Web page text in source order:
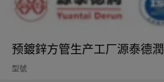
预鍍鋅方管生产工厂源泰德潤
型號